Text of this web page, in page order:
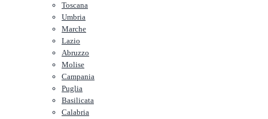
Toscana
Umbria
Marche
Lazio
Abruzzo
Molise
Campania
Puglia
Basilicata
Calabria